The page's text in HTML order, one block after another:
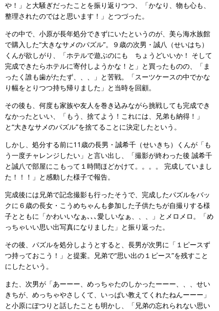
や！」と大騒ぎだったことを振り返りつつ、「かなり、物も心も、
整理されたのではと思います！」とつづった。
その中で、小原が長年処分できずにいたというのが、美ら海水族館
で購入した“大きなサメのパズル”。９歳の次男・誠八（せいはち）
くんが欲しがり、「ホテルで遊ぶのにも ちょうどいいか！ そして
完成できたらホテルに寄付しようかな！と」と買ったものの、「ま
ったく誰も歯がたたず、、、」と苦戦。「スーツケースの中でかな
り幅をとりつつ持ち帰りました」と当時を回顧。
その後も、何度も家族や友人を巻き込みながら挑戦しても完成でき
なかったといい、「もう、捨てよう！これには、兄弟も納得！」
と“大きなサメのパズル”を捨てることに決定したという。
しかし、処分する前に11歳の長男・誠希千（せいきち）くんが「も
う一度チャレンジしたい」と言い出し、「撮影が終わった後 誠希千
と誠八で部屋にこもって１時間ほどかけて。。。。 完成していまし
た！！！」と感動した様子で報告。
完成後には兄弟で記念撮影も行ったそうで、完成したパズルをバッ
クに６歳の長女・こうめちゃんも参加した子供たちが自撮りする様
子とともに「かわいいなぁ､､､愛しいなぁ、、、」とメロメロ。「め
っちゃいい思い出写真になりました」と振り返った。
その後、パズルを処分しようとすると、長男が次男に「１ピースず
つ持っておこう！」と提案。兄弟で“思い出の１ピース”を残すこと
にしたという。
また、次男が「あーーー、めっちゃたのしかったーーー、、、せい
きちが、めっちゃやさしくて、いっぱい教えてくれたねんーーー」
と小原にぽつりと話したことも明かし、「兄弟の忘れられない思い